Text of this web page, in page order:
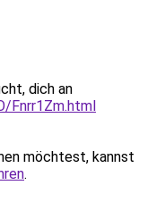
dich an
Fnrr1Zm.html
möchtest, kannst
.